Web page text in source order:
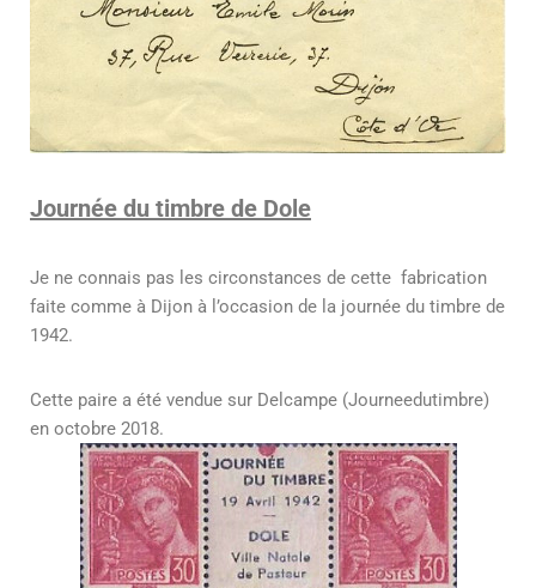
Journée du timbre de Dole
Je ne connais pas les circonstances de cette fabrication
faite comme à Dijon à l’occasion de la journée du timbre de
1942.
Cette paire a été vendue sur Delcampe (Journeedutimbre)
en octobre 2018.